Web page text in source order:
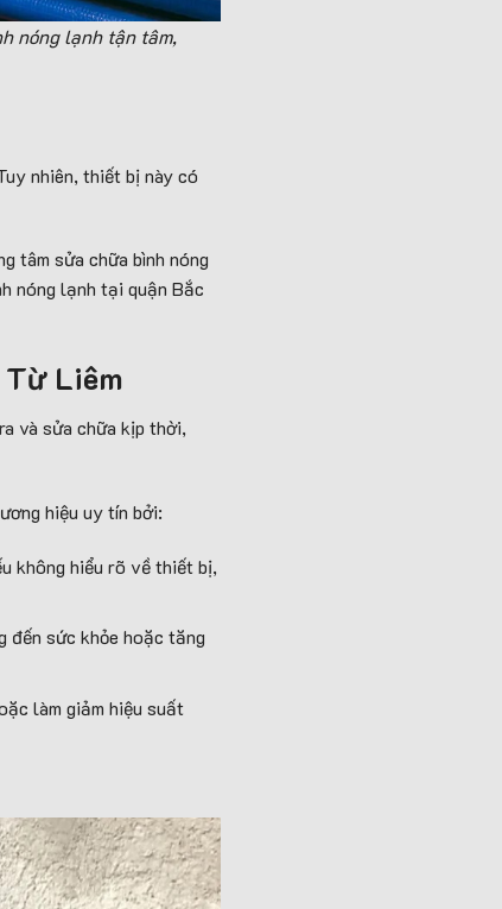
nóng lạnh tận tâm,
nhiên, thiết bị này có
tâm sửa chữa bình nóng
nóng lạnh tại quận Bắc
Liêm
và sửa chữa kịp thời,
hiệu uy tín bởi:
không hiểu rõ về thiết bị,
đến sức khỏe hoặc tăng
làm giảm hiệu suất